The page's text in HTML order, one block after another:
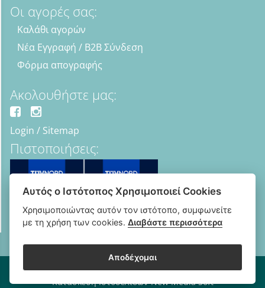
Οι αγορές σας:
Καλάθι αγορών
Νέα Εγγραφή / B2B Σύνδεση
Φόρμα απογραφής
Ακολουθήστε μας:
Login / Sitemap
Πιστοποιήσεις:
Copyright © 2018 - 2026 B2B Οπτικά - Optipharma e-shop
Κατασκευή Ιστοσελίδων New Media Soft
Αυτός ο Ιστότοπος Χρησιμοποιεί Cookies
Χρησιμοποιώντας αυτόν τον ιστότοπο, συμφωνείτε
με τη χρήση των cookies.Διαβάστε περισσότερα
Αποδέχομαι